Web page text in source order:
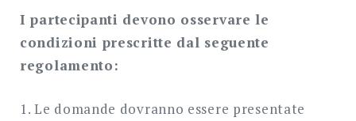
I partecipanti devono osservare le
condizioni prescritte dal seguente
regolamento:
1. Le domande dovranno essere presentate